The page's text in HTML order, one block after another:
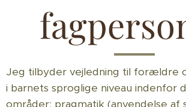
Jeg tilbyder vejledning til forældre
i barnets sproglige niveau indenfor
områder; pragmatik (anvendelse af